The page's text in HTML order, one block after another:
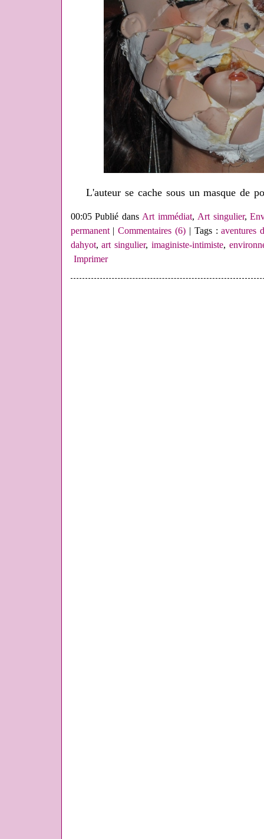
L'auteur se cache sous un masque de
00:05 Publié dansArt immédiat, Art singulier,
permanent|Commentaires (6) | Tags :aventures
dahyot,art singulier,imaginiste-intimiste,
Imprimer